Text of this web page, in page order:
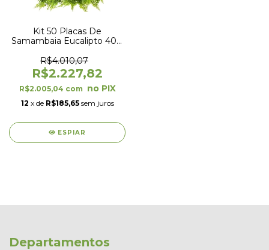
Kit 50 Placas De
Samambaia Eucalipto 40 x
Vertical
R$4.010,07
R$2.227,82
R$2.005,04 com
12 x de R$185,65 sem juros
ESPIAR
Departamentos